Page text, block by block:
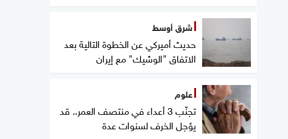
شرق أوسط
حديث أميركي عن الخطوة التالية بعد
الاتفاق "الوشيك" مع إيران
علوم
تجنّب 3 أعداء في منتصف العمر.. قد
يؤجل الخرف لسنوات عدة